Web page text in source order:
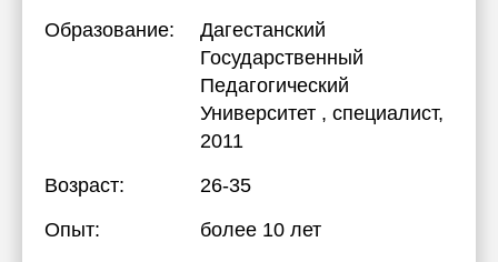
Образование:
Дагестанский
Государственный
Педагогический
Университет , специалист,
2011
Возраст:
26-35
Опыт:
более 10 лет